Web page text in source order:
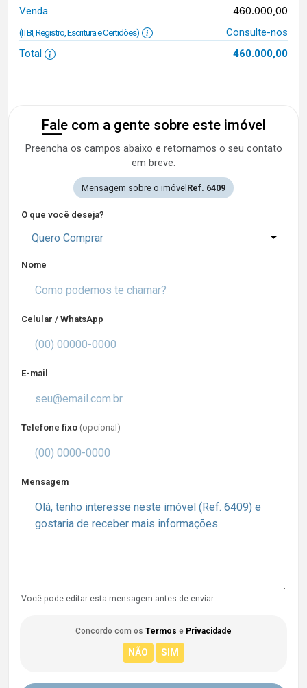
Venda 460.000,00
(ITBI, Registro, Escritura e Certidões)
Consulte-nos
Total
460.000,00
Fale com a gente sobre este imóvel
Preencha os campos abaixo e retornamos o seu contato
em breve.
Mensagem sobre o imóvelRef. 6409
O que você deseja?
Quero Comprar
Nome
Celular / WhatsApp
E-mail
Telefone fixo (opcional)
Mensagem
Você pode editar esta mensagem antes de enviar.
Concordo com os Termos e Privacidade